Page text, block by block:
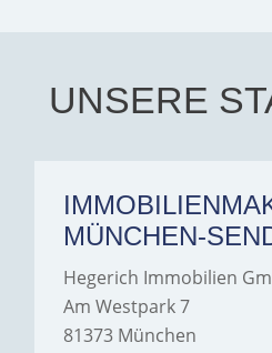
UNSERE
MÜNCHEN-
Hegerich Immobilien
Am Westpark 7
81373 München